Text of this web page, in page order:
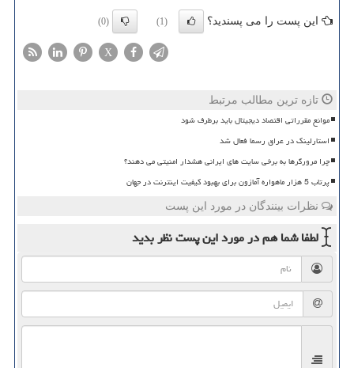
این پست را می پسندید؟ (1)
(0)
X
تازه ترین مطالب مرتبط
موانع مقرراتی اقتصاد دیجیتال باید برطرف شود
استارلینک در عراق رسما فعال شد
چرا مرورگرها به برخی سایت های ایرانی هشدار امنیتی می دهند؟
پرتاب 5 هزار ماهواره آمازون برای بهبود کیفیت اینترنت در جهان
نظرات بینندگان در مورد این پست
لطفا شما همدر مورد این پستنظر بدید